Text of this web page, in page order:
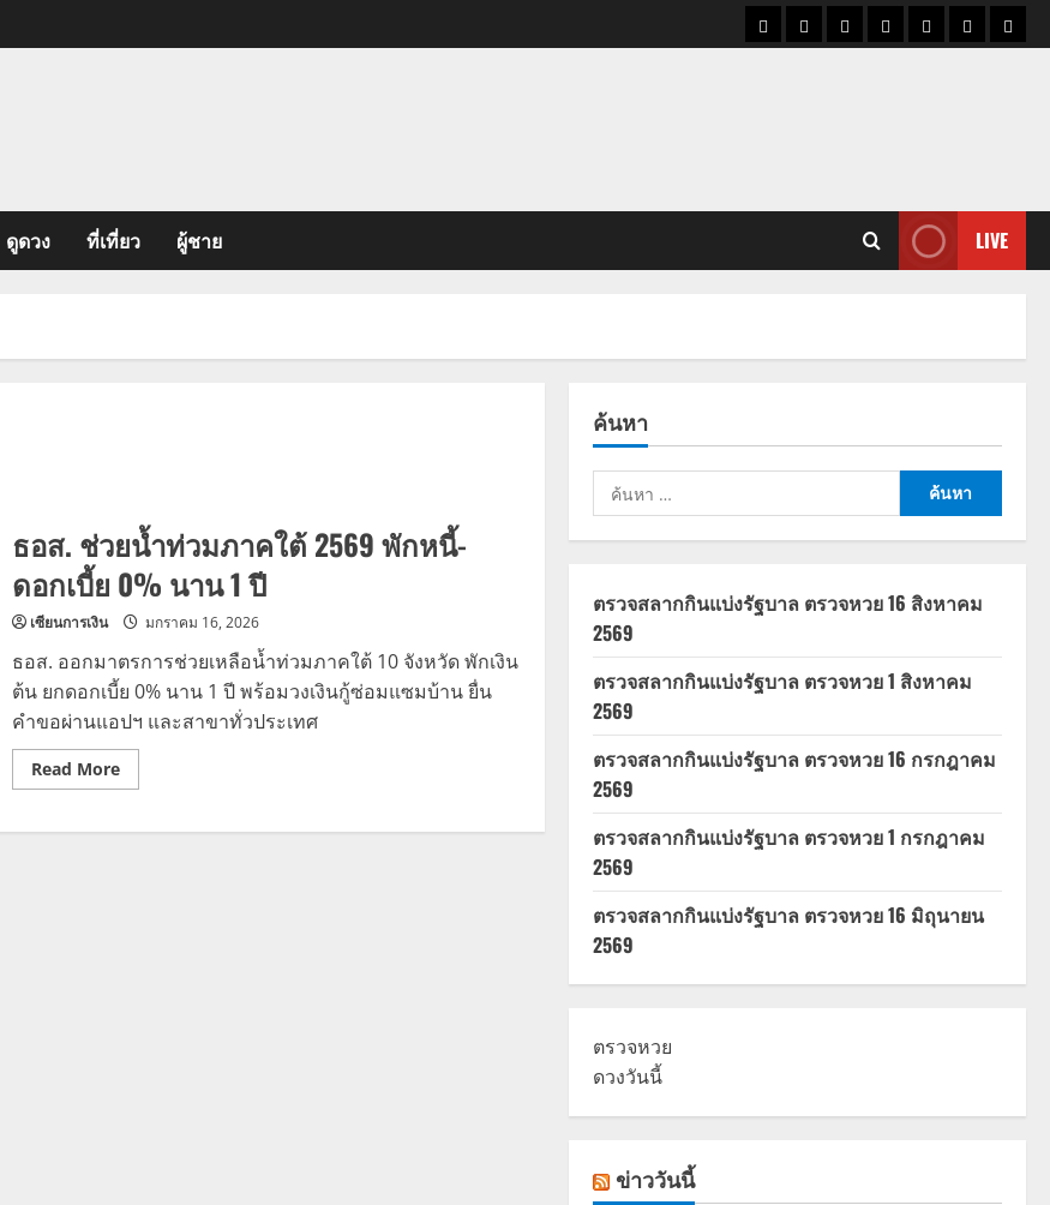
ราคาแนว
ข่าว
ข่าว
ดูด
ที่
ผู้ชา
ดูดวง ที่เที่ยว ผู้ชาย LIVE
ธอส. ช่วยน้ำท่วมภาคใต้ 2569 พักหนี้-
ดอกเบี้ย 0% นาน 1 ปี
เซียนการเงิน มกราคม 16, 2026
ธอส. ออกมาตรการช่วยเหลือน้ำท่วมภาคใต้ 10 จังหวัด พักเงิน
ต้น ยกดอกเบี้ย 0% นาน 1 ปี พร้อมวงเงินกู้ซ่อมแซมบ้าน ยื่น
คำขอผ่านแอปฯ และสาขาทั่วประเทศ
Read MoreRead
more
ช่วย
ค้นหา
ค้นหา
สำหรับ:
ตรวจสลากกินแบ่งรัฐบาล ตรวจหวย 16 สิงหาคม
2569
ตรวจสลากกินแบ่งรัฐบาล ตรวจหวย 1 สิงหาคม
2569
ตรวจสลากกินแบ่งรัฐบาล ตรวจหวย 16 กรกฎาคม
2569
ตรวจสลากกินแบ่งรัฐบาล ตรวจหวย 1 กรกฎาคม
2569
ตรวจสลากกินแบ่งรัฐบาล ตรวจหวย 16 มิถุนายน
2569
ตรวจหวย
ดวงวันนี้
ข่าววันนี้